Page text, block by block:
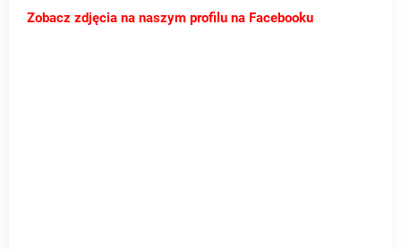
Zobacz zdjęcia na naszym profilu na Facebooku